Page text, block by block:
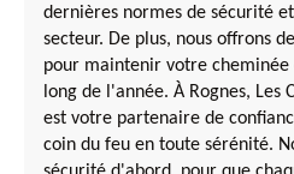
dernières normes de sécurité
secteur. De plus, nous offrons
pour maintenir votre
long de l'année. À Rognes, Les
est votre partenaire de
coin du feu en toute sérénité.